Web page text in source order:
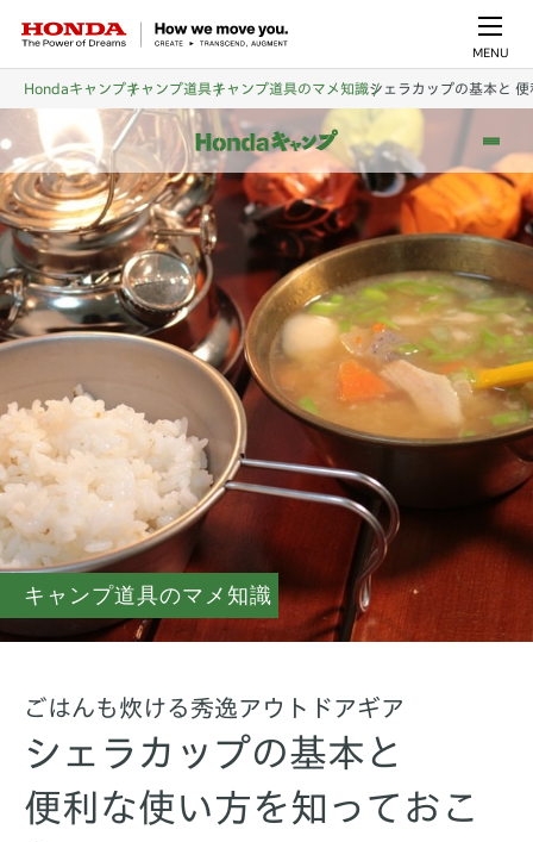
MENU
Hondaキャンプキャンプ道具キャンプ道具のマメ知識シェラカップの基本と
キャンプ道具のマメ知識
ごはんも炊ける秀逸アウトドアギア
シェラカップの基本と
便利な使い方を知っておこ